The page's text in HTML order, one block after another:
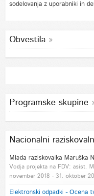
sodelovanja z uporabniki in
Obvestila
Programske skupine
Nacionalni
Mlada raziskovalka Maruška
Vodja projekta na FDV: asist.
november 2018 - 31. oktober
Elektronski odpadki - Ocena